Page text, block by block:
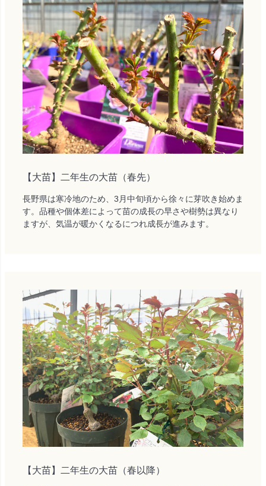
【大苗】二年生の大苗（春先）
長野県は寒冷地のため、3月中旬頃から徐々に芽吹き始めま
す。品種や個体差によって苗の成長の早さや樹勢は異なり
ますが、気温が暖かくなるにつれ成長が進みます。
【大苗】二年生の大苗（春以降）